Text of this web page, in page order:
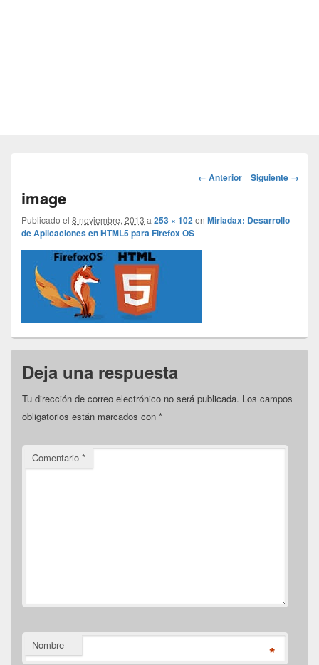
Navegador
← Anterior Siguiente →
image
Publicado el 8 noviembre, 2013 a 253 × 102en Miriadax: Desarrollo
de Aplicaciones en HTML5 para Firefox OS
Deja una respuesta
Tu dirección de correo electrónico no será publicada. Los campos
obligatorios están marcados con *
Comentario *
Nombre *